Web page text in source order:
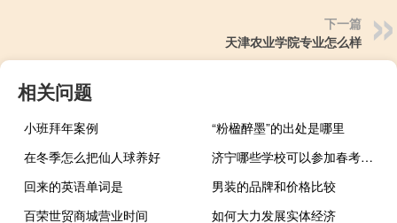
下一篇
天津农业学院专业怎么样
相关问题
小班拜年案例
“粉楹醉墨”的出处是哪里
在冬季怎么把仙人球养好
济宁哪些学校可以参加春考和单招
回来的英语单词是
男装的品牌和价格比较
百荣世贸商城营业时间
如何大力发展实体经济